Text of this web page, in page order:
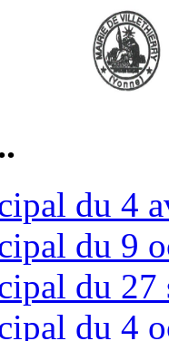
du 4
du 9
du 27
du 4